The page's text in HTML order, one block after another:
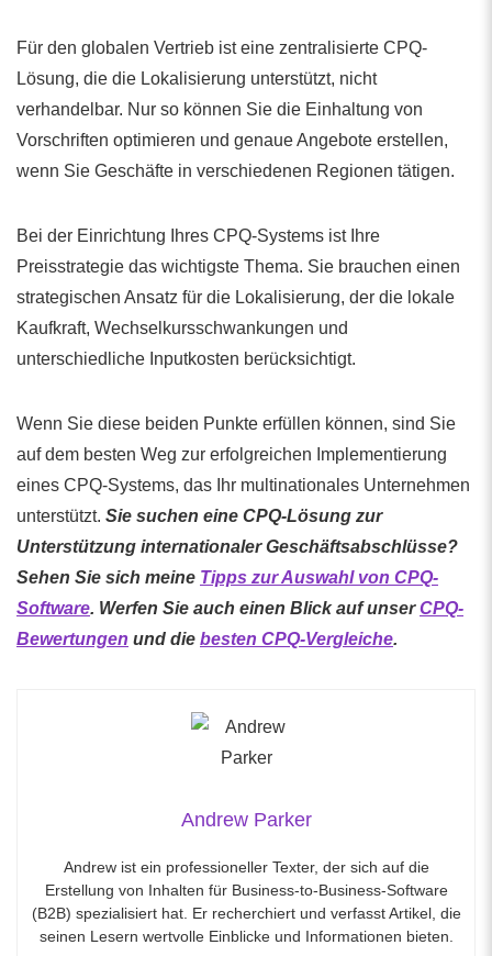
Für den globalen Vertrieb ist eine zentralisierte CPQ-
Lösung, die die Lokalisierung unterstützt, nicht
verhandelbar. Nur so können Sie die Einhaltung von
Vorschriften optimieren und genaue Angebote erstellen,
wenn Sie Geschäfte in verschiedenen Regionen tätigen.
Bei der Einrichtung Ihres CPQ-Systems ist Ihre
Preisstrategie das wichtigste Thema. Sie brauchen einen
strategischen Ansatz für die Lokalisierung, der die lokale
Kaufkraft, Wechselkursschwankungen und
unterschiedliche Inputkosten berücksichtigt.
Wenn Sie diese beiden Punkte erfüllen können, sind Sie
auf dem besten Weg zur erfolgreichen Implementierung
eines CPQ-Systems, das Ihr multinationales Unternehmen
unterstützt. Sie suchen eine CPQ-Lösung zur
Unterstützung internationaler Geschäftsabschlüsse?
Sehen Sie sich meine Tipps zur Auswahl von CPQ-
Software. Werfen Sie auch einen Blick auf unser CPQ-
Bewertungen und die besten CPQ-Vergleiche.
Andrew Parker
Andrew ist ein professioneller Texter, der sich auf die
Erstellung von Inhalten für Business-to-Business-Software
(B2B) spezialisiert hat. Er recherchiert und verfasst Artikel, die
seinen Lesern wertvolle Einblicke und Informationen bieten.